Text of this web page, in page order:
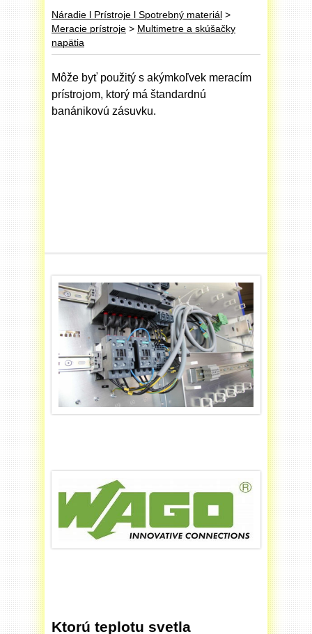
Náradie l Prístroje l Spotrebný materiál >
Meracie prístroje > Multimetre a skúšačky
napätia
Môže byť použitý s akýmkoľvek meracím
prístrojom, ktorý má štandardnú
banánikovú zásuvku.
Ktorú teplotu svetla